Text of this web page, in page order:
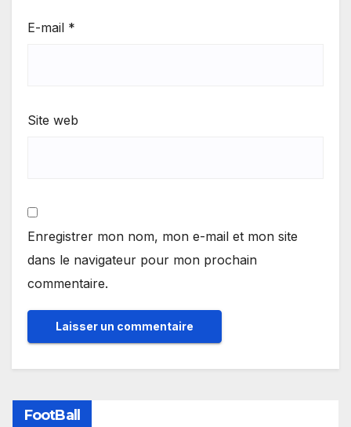
E-mail *
Site web
Enregistrer mon nom, mon e-mail et mon site
dans le navigateur pour mon prochain
commentaire.
FootBall